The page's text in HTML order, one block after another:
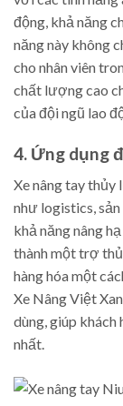
động, khả năng
năng này không
cho nhân viên
chất lượng cao
của đội ngũ lao
4. Ứng dụng
Xe nâng tay thủy
như logistics,
khả năng nâng
thành một trợ
hàng hóa một
Xe Nâng Việt
dùng, giúp khách
nhất.